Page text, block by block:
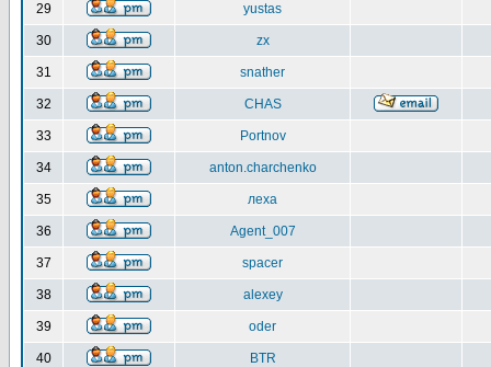
29 yustas
30 zx
31 snather
32 CHAS
33 Portnov
34 anton.charchenko
35 леха
36 Agent_007
37 spacer
38 alexey
39 oder
40 BTR